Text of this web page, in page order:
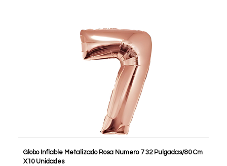
Globo Inflable Metalizado Rosa Numero 7 32 Pulgadas/80 Cm
X10 Unidades